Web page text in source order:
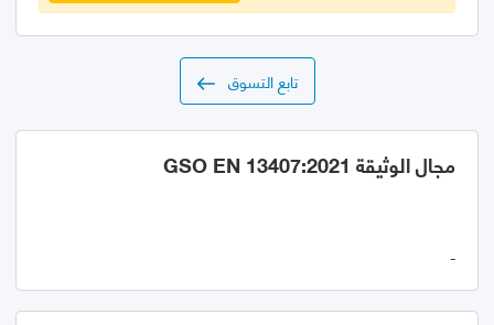
تابع التسوق
مجال الوثيقة GSO EN 13407:2021
-